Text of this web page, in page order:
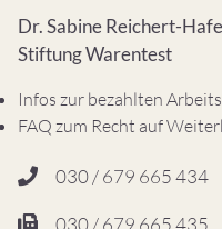
Dr. Sabine Reichert-
Stiftung Warentest
Infos zur bezahlten
FAQ zum Recht auf
030 / 679 665 434
030 / 679 665 435